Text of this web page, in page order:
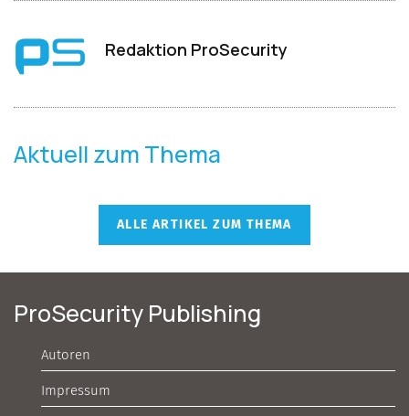
Redaktion ProSecurity
Aktuell zum Thema
ALLE ARTIKEL ZUM THEMA
ProSecurity Publishing
Autoren
Impressum